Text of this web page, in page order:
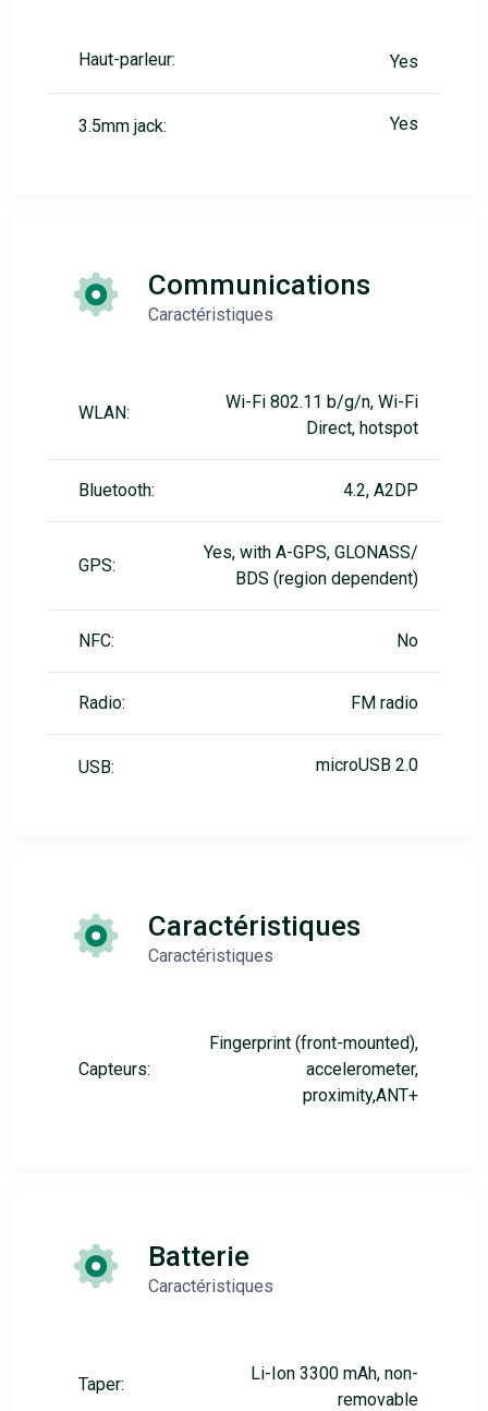
Haut-parleur: Yes
3.5mm jack: Yes
Communications
Caractéristiques
WLAN:
Wi-Fi 802.11 b/g/n, Wi-Fi
Direct, hotspot
Bluetooth: 4.2, A2DP
GPS:
Yes, with A-GPS, GLONASS/
BDS (region dependent)
NFC: No
Radio: FM radio
USB: microUSB 2.0
Caractéristiques
Caractéristiques
Capteurs:
Fingerprint (front-mounted),
accelerometer,
proximity,ANT+
Batterie
Caractéristiques
Taper:
Li-Ion 3300 mAh, non-
removable